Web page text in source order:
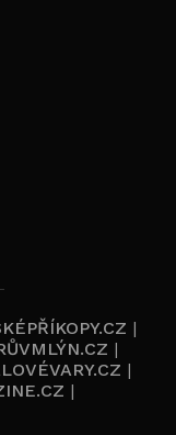
|
|
|
|